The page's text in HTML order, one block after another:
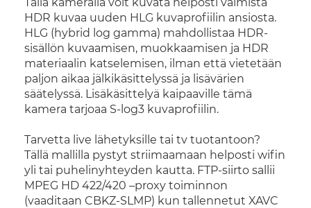
HDR kuvaa uuden HLG kuvaprofiilin ansiosta.
HLG (hybrid log gamma) mahdollistaa HDR-
sisällön kuvaamisen, muokkaamisen ja HDR
materiaalin katselemisen, ilman että vietetään
paljon aikaa jälkikäsittelyssä ja lisävärien
säätelyssä. Lisäkäsittelyä kaipaaville tämä
kamera tarjoaa S-log3 kuvaprofiilin.
Tarvetta live lähetyksille tai tv tuotantoon?
Tällä mallilla pystyt striimaamaan helposti wifin
yli tai puhelinyhteyden kautta. FTP-siirto sallii
MPEG HD 422/420 –proxy toiminnon
(vaaditaan CBKZ-SLMP) kun tallennetut XAVC